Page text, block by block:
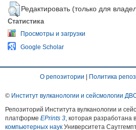
Редактировать (только для
Статистика
Просмотры и загрузки
Google Scholar
О репозитории | Политика
© Институт вулканологии и сейсмологии
Репозиторий Института вулканологии и
платформе EPrints 3 , которая разработана в
компьютерных наук Университета